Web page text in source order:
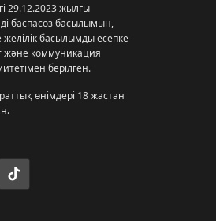
29.12.2023 жылғы
баспасөз басылымын,
желілік басылымды есепке
және коммуникация
берілген.
өнімдері 18 жастан